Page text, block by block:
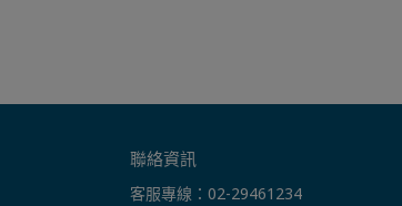
聯絡資訊
客服專線：02-29461234